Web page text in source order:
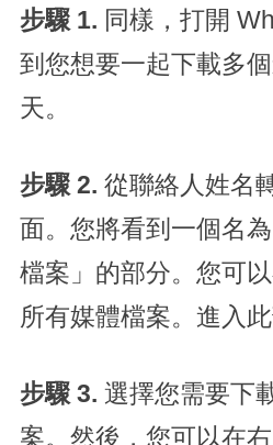
步驟 1. 同樣，打開
到您想要一起下載多
天。
步驟 2. 從聯絡人姓名
面。您將看到一個名
檔案」的部分。您可
所有媒體檔案。進入此
步驟 3. 選擇您需要下
案。然後，您可以在